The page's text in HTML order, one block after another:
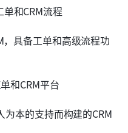
和CRM流程
具备工单和高级流程功
和CRM平台
本的支持而构建的CRM